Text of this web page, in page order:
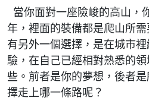
當你面對一座險峻的高山，
年，裡面的裝備都是爬山所需
有另外一個選擇，是在城市
驗，在自己已經相對熟悉的
些。前者是你的夢想，後者
擇走上哪一條路呢？